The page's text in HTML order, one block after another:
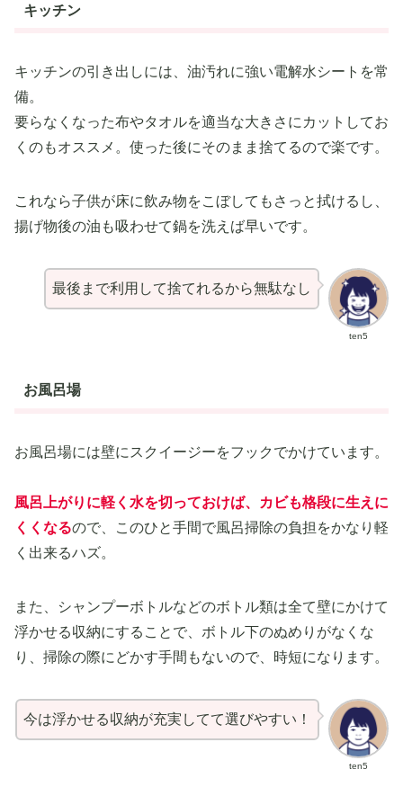
キッチン
キッチンの引き出しには、油汚れに強い電解水シートを常
備。
要らなくなった布やタオルを適当な大きさにカットしてお
くのもオススメ。使った後にそのまま捨てるので楽です。
これなら子供が床に飲み物をこぼしてもさっと拭けるし、
揚げ物後の油も吸わせて鍋を洗えば早いです。
ten5
最後まで利用して捨てれるから無駄なし
お風呂場
お風呂場には壁にスクイージーをフックでかけています。
風呂上がりに軽く水を切っておけば、カビも格段に生えに
くくなるので、このひと手間で風呂掃除の負担をかなり軽
く出来るハズ。
また、シャンプーボトルなどのボトル類は全て壁にかけて
浮かせる収納にすることで、ボトル下のぬめりがなくな
り、掃除の際にどかす手間もないので、時短になります。
ten5
今は浮かせる収納が充実してて選びやすい！